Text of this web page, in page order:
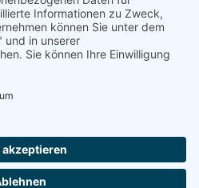
ZERTIFIZIERT
dem TÜV Standard für das
DIN EN ISO 9001:2015
ZERTIFIKAT
FÖRDERUNG ÖKOLOGISCHER
E.V.